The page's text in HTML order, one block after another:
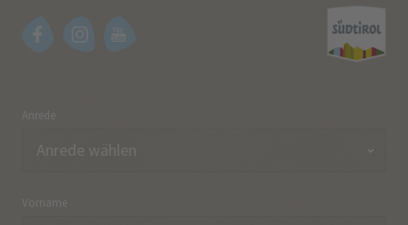
Anrede
Vorname